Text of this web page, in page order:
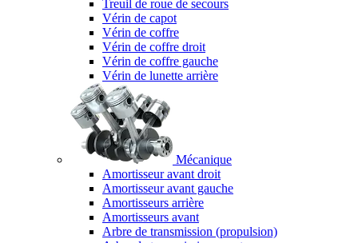
Treuil de roue de secours
Vérin de capot
Vérin de coffre
Vérin de coffre droit
Vérin de coffre gauche
Vérin de lunette arrière
Mécanique
Amortisseur avant droit
Amortisseur avant gauche
Amortisseurs arrière
Amortisseurs avant
Arbre de transmission (propulsion)